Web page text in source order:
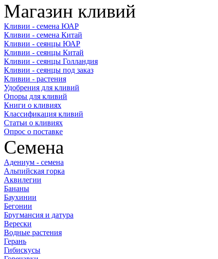
Магазин кливий
Кливии - семена ЮАР
Кливии - семена Китай
Кливии - сеянцы ЮАР
Кливии - сеянцы Китай
Кливии - сеянцы Голландия
Кливии - сеянцы под заказ
Кливии - растения
Удобрения для кливий
Опоры для кливий
Книги о кливиях
Классификация кливий
Статьи о кливиях
Опрос о поставке
Семена
Адениум - семена
Альпийская горка
Аквилегии
Бананы
Баухинии
Бегонии
Бругмансия и датура
Верески
Водные растения
Герань
Гибискусы